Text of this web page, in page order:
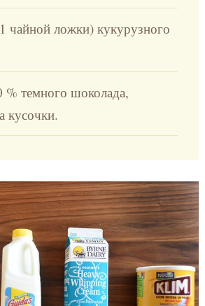
чайной ложки) кукурузного
% темного шоколада,
кусочки.